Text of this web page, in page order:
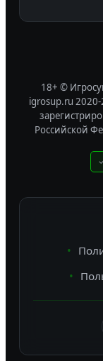
18+ ©
igrosup.ru
Российской